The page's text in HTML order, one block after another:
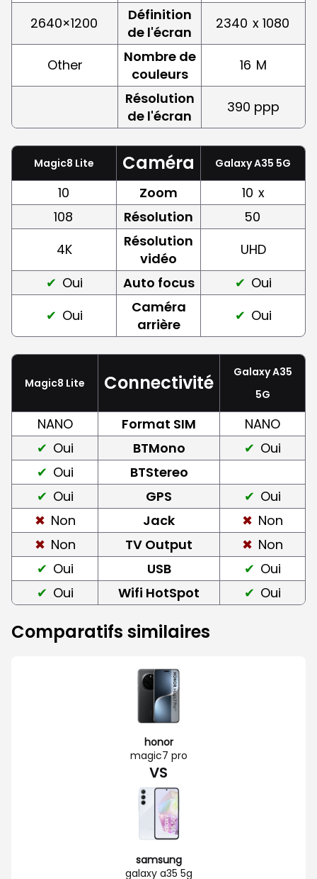
2640×1200
Définition
de l'écran
2340 x 1080
Other
Nombre de
couleurs
16 M
Résolution
de l'écran
390 ppp
Magic8 Lite Caméra Galaxy A35 5G
10 Zoom 10 x
108
Résolution
50
4K
Résolution
vidéo
UHD
Oui
Auto focus
Oui
Oui
Caméra
arrière
Oui
Magic8 Lite Connectivité
Galaxy A35
5G
NANO Format SIM
NANO
Oui
BTMono
Oui
Oui
BTStereo
Oui
GPS
Oui
Non
Jack
Non
Non
TV Output
Non
Oui
USB
Oui
Oui
Wifi HotSpot Oui
Comparatifs similaires
honor
magic7 pro
VS
samsung
galaxy a35 5g